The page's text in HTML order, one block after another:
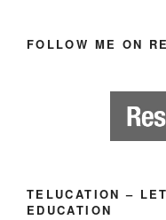
FOLLOW ME ON
TELUCATION –
EDUCATION